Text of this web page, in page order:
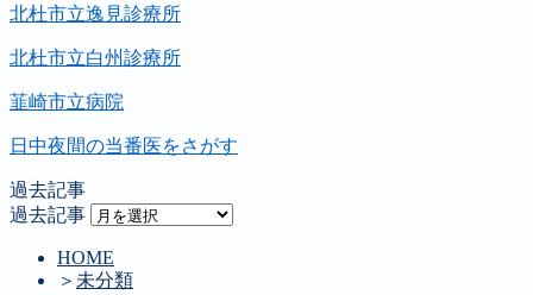
北杜市立逸見診療所
北杜市立白州診療所
韮崎市立病院
日中夜間の当番医をさがす
過去記事
過去記事
HOME
＞ 未分類